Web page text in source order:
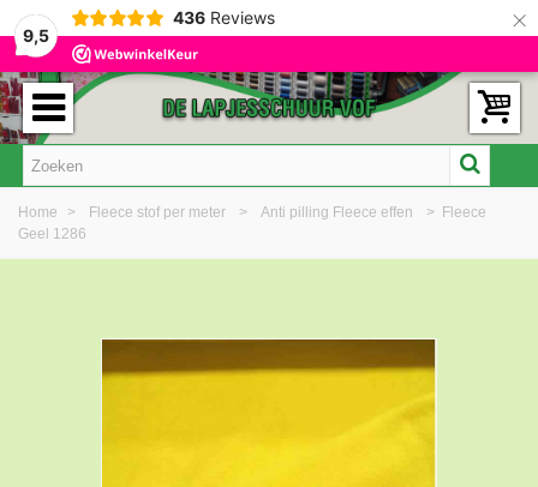
9,5
436 Reviews ×
Home > Fleece stof per meter > Anti pilling Fleece effen > Fleece
Geel 1286